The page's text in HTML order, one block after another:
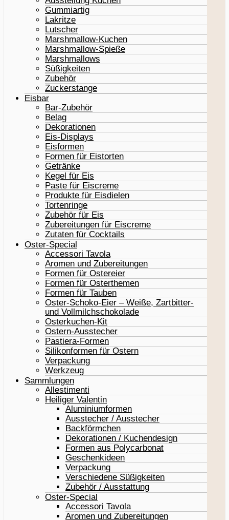
Gummiartig
Lakritze
Lutscher
Marshmallow-Kuchen
Marshmallow-Spieße
Marshmallows
Süßigkeiten
Zubehör
Zuckerstange
Eisbar
Bar-Zubehör
Belag
Dekorationen
Eis-Displays
Eisformen
Formen für Eistorten
Getränke
Kegel für Eis
Paste für Eiscreme
Produkte für Eisdielen
Tortenringe
Zubehör für Eis
Zubereitungen für Eiscreme
Zutaten für Cocktails
Oster-Special
Accessori Tavola
Aromen und Zubereitungen
Formen für Ostereier
Formen für Osterthemen
Formen für Tauben
Oster-Schoko-Eier – Weiße, Zartbitter-
und Vollmilchschokolade
Osterkuchen-Kit
Ostern-Ausstecher
Pastiera-Formen
Silikonformen für Ostern
Verpackung
Werkzeug
Sammlungen
Allestimenti
Heiliger Valentin
Aluminiumformen
Ausstecher / Ausstecher
Backförmchen
Dekorationen / Kuchendesign
Formen aus Polycarbonat
Geschenkideen
Verpackung
Verschiedene Süßigkeiten
Zubehör / Ausstattung
Oster-Special
Accessori Tavola
Aromen und Zubereitungen